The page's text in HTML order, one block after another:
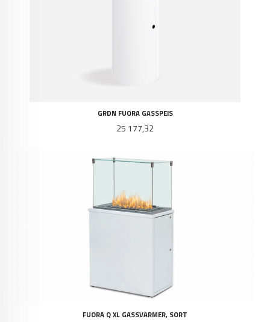
GRDN FUORA GASSPEIS
Pris
25 177,32
FUORA Q XL GASSVARMER, SORT